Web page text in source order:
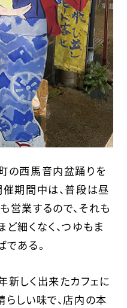
の西馬音内盆踊りを
催期間中は、普段は昼
営業するので、それも
細くなく、つゆもま
ある。
しく出来たカフェに
しい味で、店内の本